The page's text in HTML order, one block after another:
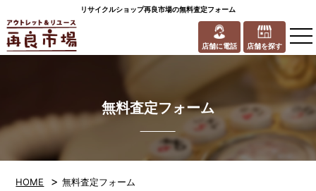
リサイクルショップ再良市場の無料査定フォーム
店舗に電話 店舗を探す
無料査定フォーム
HOME >無料査定フォーム